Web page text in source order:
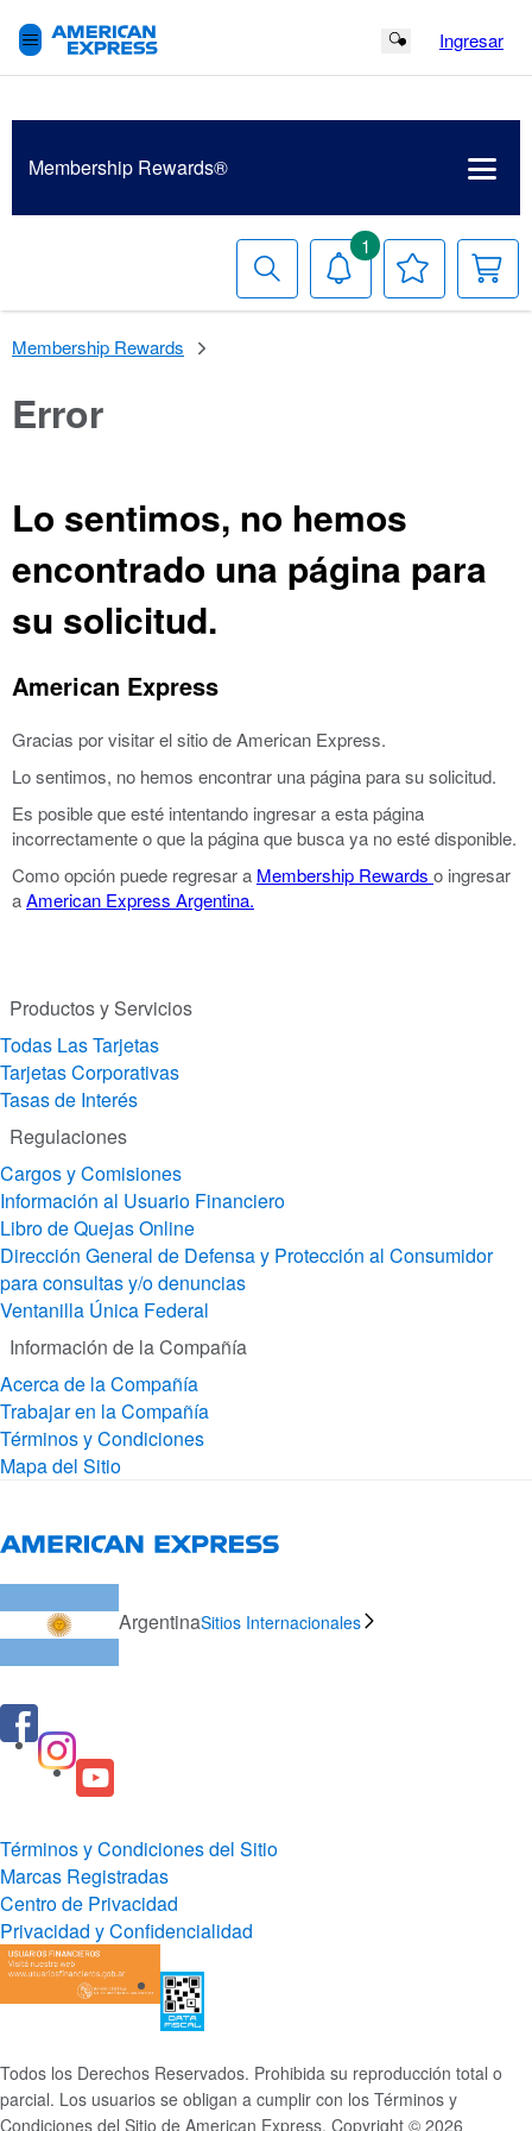
Search Button
Ingresar
Membership Rewards®
Buscar Notificaciones
1
Tu
de
Membership Rewards
Error
Lo sentimos, no hemos
encontrado una página para
su solicitud.
American Express
Gracias por visitar el sitio de American Express.
Lo sentimos, no hemos encontrar una página para su solicitud.
Es posible que esté intentando ingresar a esta página
incorrectamente o que la página que busca ya no esté disponible.
Como opción puede regresar a Membership Rewards o ingresar
aAmerican Express Argentina.
Productos y Servicios
Todas Las Tarjetas
Tarjetas Corporativas
Tasas de Interés
Regulaciones
Cargos y Comisiones
Información al Usuario Financiero
Libro de Quejas Online
Dirección General de Defensa y Protección al Consumidor
para consultas y/o denuncias
Ventanilla Única Federal
Información de la Compañía
Acerca de la Compañía
Trabajar en la Compañía
Términos y Condiciones
Mapa del Sitio
ArgentinaSitios Internacionales
Términos y Condiciones del Sitio
Marcas Registradas
Centro de Privacidad
Privacidad y Confidencialidad
Todos los Derechos Reservados. Prohibida su reproducción total o
parcial. Los usuarios se obligan a cumplir con los Términos y
Condiciones del Sitio de American Express. Copyright © 2026